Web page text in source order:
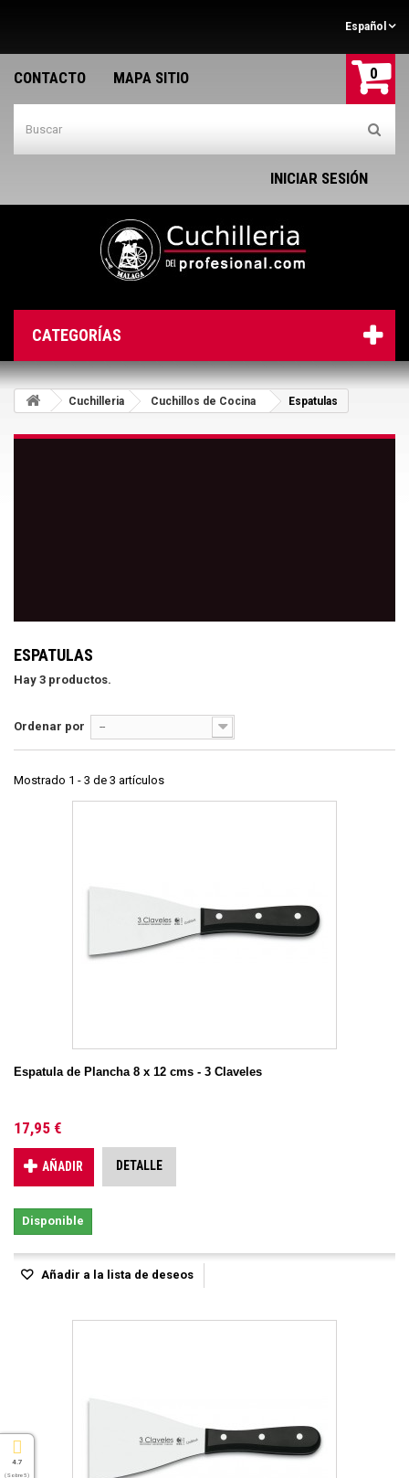
Español
CONTACTO MAPA SITIO 0
INICIAR SESIÓN
CATEGORÍAS
Cuchilleria Cuchillos de Cocina Espatulas
ESPATULAS
Hay 3 productos.
Ordenar por --
Mostrado 1 - 3 de 3 artículos
Espatula de Plancha 8 x 12 cms - 3 Claveles
17,95 €
AÑADIR DETALLE
Disponible
Añadir a la lista de deseos
4.7
( Sobre 5 )